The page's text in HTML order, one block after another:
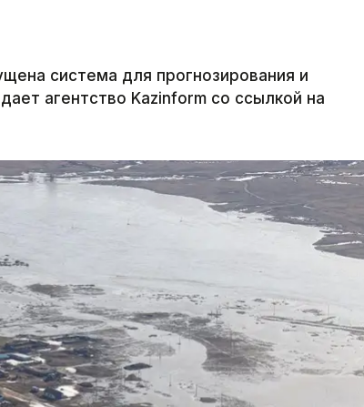
система для прогнозирования и
агентство Kazinform со ссылкой на